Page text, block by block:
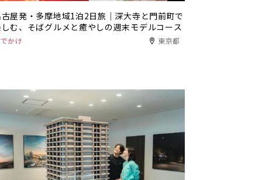
屋発・多摩地域1泊2日旅｜深大寺と門前町で
む、そばグルメと癒やしの週末モデルコース
かけ 東京都